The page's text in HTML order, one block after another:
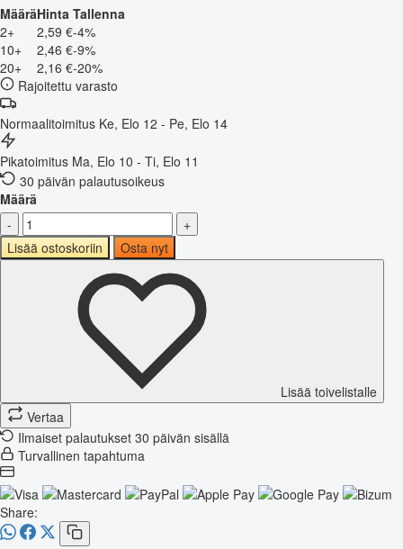
MääräHinta Tallenna
2+
2,59 €-4%
10+
2,46 €-9%
20+
2,16 €-20%
Rajoitettu varasto
Normaalitoimitus Ke, Elo 12 - Pe, Elo 14
Pikatoimitus Ma, Elo 10 - Ti, Elo 11
30 päivän palautusoikeus
Määrä
-
+
Lisää ostoskoriin
Osta nyt
Lisää toivelistalle
Vertaa
Ilmaiset palautukset 30 päivän sisällä
Turvallinen tapahtuma
Share: